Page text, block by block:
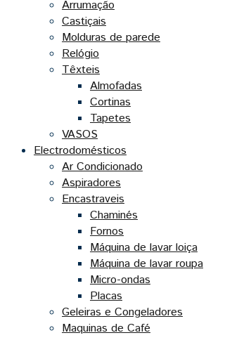
Arrumação
Castiçais
Molduras de parede
Relógio
Têxteis
Almofadas
Cortinas
Tapetes
VASOS
Electrodomésticos
Ar Condicionado
Aspiradores
Encastraveis
Chaminés
Fornos
Máquina de lavar loiça
Máquina de lavar roupa
Micro-ondas
Placas
Geleiras e Congeladores
Maquinas de Café